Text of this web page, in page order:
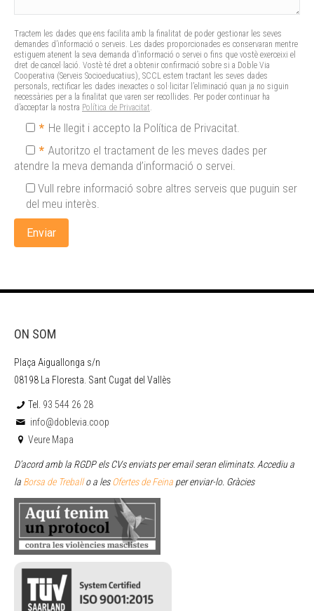
Tractem les dades que ens facilita amb la finalitat de poder gestionar les seves
demandes d’informació o serveis. Les dades proporcionades es conservaran mentre
estiguem atenent la seva demanda d’informació o servei o fins que vostè exerceixi el
dret de cancel·lació. Vostè té dret a obtenir confirmació sobre si a Doble Via
Cooperativa (Serveis Socioeducatius), SCCL estem tractant les seves dades
personals, rectificar les dades inexactes o sol·licitar l’eliminació quan ja no siguin
necessàries per a la finalitat que varen ser recollides. Per poder continuar ha
d’acceptar la nostra Política de Privacitat.
* He llegit i accepto la Política de Privacitat.
* Autoritzo el tractament de les meves dades per
atendre la meva demanda d’informació o servei.
Vull rebre informació sobre altres serveis que puguin ser
del meu interès.
ON SOM
Plaça Aiguallonga s/n
08198 La Floresta. Sant Cugat del Vallès
Tel. 93 544 26 28
info@doblevia.coop
Veure Mapa
D’acord amb la RGDP els CVs enviats per email seran eliminats. Accediu a
la Borsa de Treballo a lesOfertes de Feina per enviar-lo. Gràcies